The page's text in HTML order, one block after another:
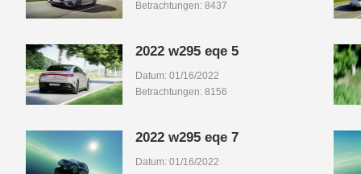
Betrachtungen: 8437
2022 w295 eqe 5
Datum: 01/16/2022
Betrachtungen: 8156
2022 w295 eqe 7
Datum: 01/16/2022